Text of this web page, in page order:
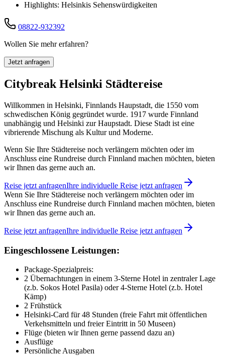
Highlights: Helsinkis Sehenswürdigkeiten
08822-932392
Wollen Sie mehr erfahren?
Jetzt anfragen
Citybreak Helsinki Städtereise
Willkommen in Helsinki, Finnlands Haupstadt, die 1550 vom
schwedischen König gegründet wurde. 1917 wurde Finnland
unabhängig und Helsinki zur Haupstadt. Diese Stadt ist eine
vibrierende Mischung als Kultur und Moderne.
Wenn Sie Ihre Städtereise noch verlängern möchten oder im
Anschluss eine Rundreise durch Finnland machen möchten, bieten
wir Ihnen das gerne auch an.
Reise jetzt anfragenIhre individuelle Reise jetzt anfragen
Wenn Sie Ihre Städtereise noch verlängern möchten oder im
Anschluss eine Rundreise durch Finnland machen möchten, bieten
wir Ihnen das gerne auch an.
Reise jetzt anfragenIhre individuelle Reise jetzt anfragen
Eingeschlossene Leistungen:
Package-Spezialpreis:
2 Übernachtungen in einem 3-Sterne Hotel in zentraler Lage
(z.b. Sokos Hotel Pasila) oder 4-Sterne Hotel (z.b. Hotel
Kämp)
2 Frühstück
Helsinki-Card für 48 Stunden (freie Fahrt mit öffentlichen
Verkehsmitteln und freier Eintritt in 50 Museen)
Flüge (bieten wir Ihnen gerne passend dazu an)
Ausflüge
Persönliche Ausgaben